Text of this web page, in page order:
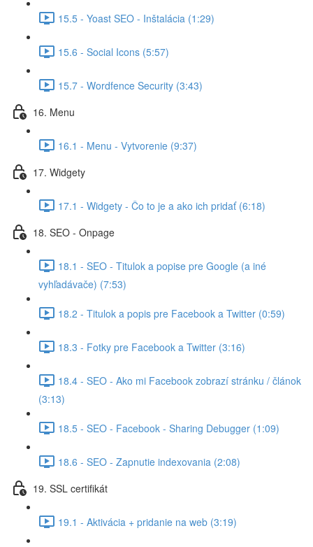
15.5 - Yoast SEO - Inštalácia (1:29)
15.6 - Social Icons (5:57)
15.7 - Wordfence Security (3:43)
16. Menu
16.1 - Menu - Vytvorenie (9:37)
17. Widgety
17.1 - Widgety - Čo to je a ako ich pridať (6:18)
18. SEO - Onpage
18.1 - SEO - Titulok a popise pre Google (a iné
vyhľadávače) (7:53)
18.2 - Titulok a popis pre Facebook a Twitter (0:59)
18.3 - Fotky pre Facebook a Twitter (3:16)
18.4 - SEO - Ako mi Facebook zobrazí stránku / článok
(3:13)
18.5 - SEO - Facebook - Sharing Debugger (1:09)
18.6 - SEO - Zapnutie indexovania (2:08)
19. SSL certifikát
19.1 - Aktivácia + pridanie na web (3:19)